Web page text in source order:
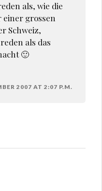
als, wie die
einer grossen
Schweiz,
als das
🙂
2007 AT 2:07 P.M.